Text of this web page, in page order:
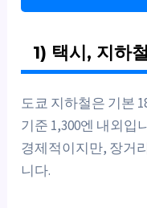
1) 택시, 지하
도쿄 지하철은 기본
기준 1,300엔 내외입
경제적이지만, 장거
니다.